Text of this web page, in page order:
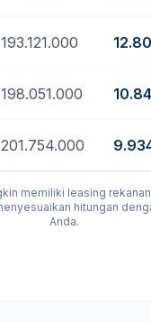
193.121.000
198.051.000
201.754.000
memiliki leasing
hitungan
Anda.